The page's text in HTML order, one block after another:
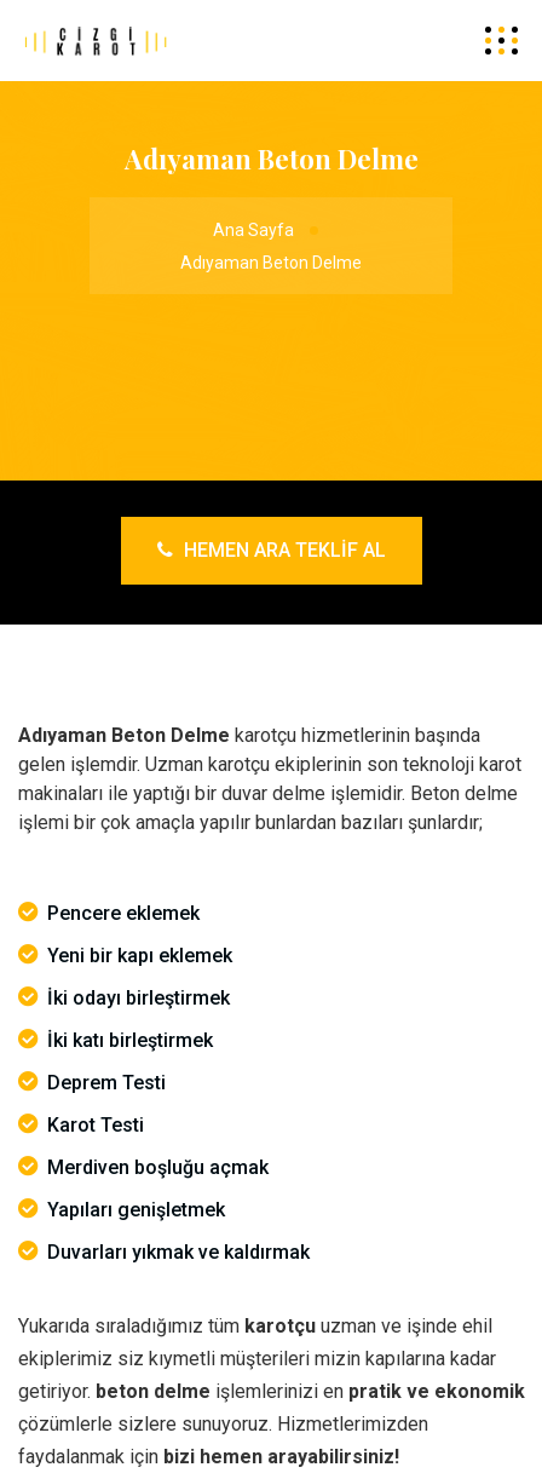
Adıyaman Beton Delme
Ana Sayfa
Adıyaman Beton Delme
HEMEN ARA TEKLIF AL
Adıyaman Beton Delme karotçu hizmetlerinin başında
gelen işlemdir. Uzman karotçu ekiplerinin son teknoloji karot
makinaları ile yaptığı bir duvar delme işlemidir. Beton delme
işlemi bir çok amaçla yapılır bunlardan bazıları şunlardır;
Pencere eklemek
Yeni bir kapı eklemek
İki odayı birleştirmek
İki katı birleştirmek
Deprem Testi
Karot Testi
Merdiven boşluğu açmak
Yapıları genişletmek
Duvarları yıkmak ve kaldırmak
Yukarıda sıraladığımız tüm karotçu uzman ve işinde ehil
ekiplerimiz siz kıymetli müşterileri mizin kapılarına kadar
getiriyor. beton delme işlemlerinizi en pratik ve ekonomik
çözümlerle sizlere sunuyoruz. Hizmetlerimizden
faydalanmak için bizi hemen arayabilirsiniz!